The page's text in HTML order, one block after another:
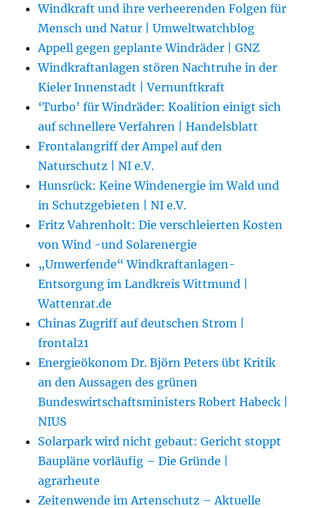
Windkraft und ihre verheerenden Folgen für
Mensch und Natur | Umweltwatchblog
Appell gegen geplante Windräder | GNZ
Windkraftanlagen stören Nachtruhe in der
Kieler Innenstadt | Vernunftkraft
‘Turbo’ für Windräder: Koalition einigt sich
auf schnellere Verfahren | Handelsblatt
Frontalangriff der Ampel auf den
Naturschutz | NI e.V.
Hunsrück: Keine Windenergie im Wald und
in Schutzgebieten | NI e.V.
Fritz Vahrenholt: Die verschleierten Kosten
von Wind -und Solarenergie
„Umwerfende“ Windkraftanlagen-
Entsorgung im Landkreis Wittmund |
Wattenrat.de
Chinas Zugriff auf deutschen Strom |
frontal21
Energieökonom Dr. Björn Peters übt Kritik
an den Aussagen des grünen
Bundeswirtschaftsministers Robert Habeck |
NIUS
Solarpark wird nicht gebaut: Gericht stoppt
Baupläne vorläufig – Die Gründe |
agrarheute
Zeitenwende im Artenschutz – Aktuelle